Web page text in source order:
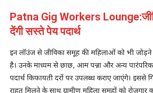
Patna Gig Workers Lounge:
देंगी सस्ते पेय पदार्थ
इन लॉउंज से जीविका समूह की महिलाओं को भी जोड़ने
है। उनके माध्यम से छाछ, आम पन्ना और अन्य पारंपरिक
पदार्थ किफायती दरों पर उपलब्ध कराए जाएंगे। इससे